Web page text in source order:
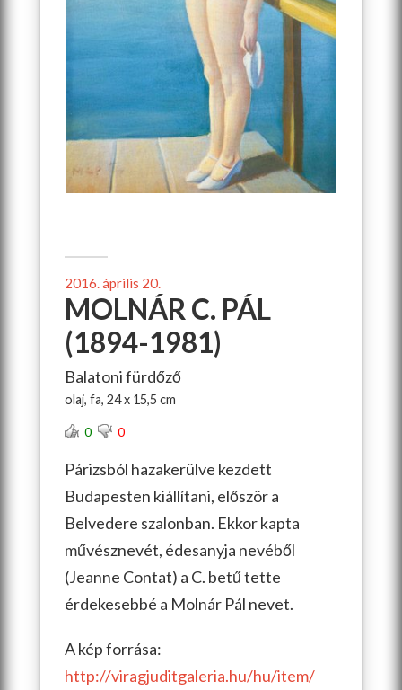
2016. április 20.
MOLNÁR C. PÁL
(1894-1981)
Balatoni fürdőző
olaj, fa, 24 x 15,5 cm
0 0
Párizsból hazakerülve kezdett
Budapesten kiállítani, először a
Belvedere szalonban. Ekkor kapta
művésznevét, édesanyja nevéből
(Jeanne Contat) a C. betű tette
érdekesebbé a Molnár Pál nevet.
A kép forrása:
http://viragjuditgaleria.hu/hu/item/